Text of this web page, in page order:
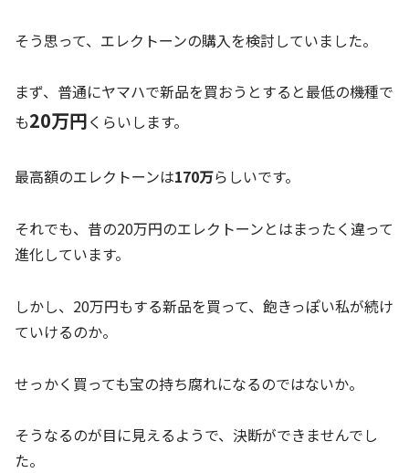
そう思って、エレクトーンの購入を検討していました。
まず、普通にヤマハで新品を買おうとすると最低の機種で
も20万円くらいします。
最高額のエレクトーンは170万らしいです。
それでも、昔の20万円のエレクトーンとはまったく違って
進化しています。
しかし、20万円もする新品を買って、飽きっぽい私が続け
ていけるのか。
せっかく買っても宝の持ち腐れになるのではないか。
そうなるのが目に見えるようで、決断ができませんでし
た。